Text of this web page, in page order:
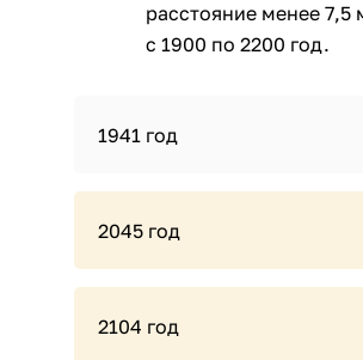
расстояние менее
с 1900 по 2200 год.
1941 год
2045 год
2104 год